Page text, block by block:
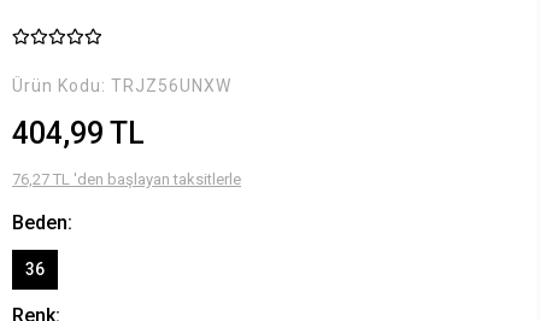
Ürün Kodu: TRJZ56UNXW
404,99 TL
76,27 TL 'den başlayan taksitlerle
Beden:
36
Renk: